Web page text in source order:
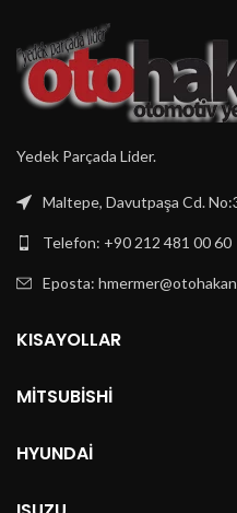
Yedek Parçada Lider.
Maltepe, Davutpaşa Cd.
Telefon: +90 212 481 00 60
Eposta:
KISAYOLLAR
MITSUBISHI
HYUNDAI